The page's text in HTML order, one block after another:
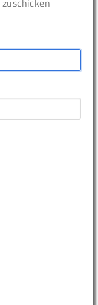
zuschicken